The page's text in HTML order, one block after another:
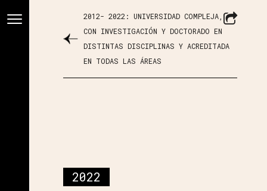
2012- 2022: UNIVERSIDAD COMPLEJA,
CON INVESTIGACIÓN Y DOCTORADO EN
DISTINTAS DISCIPLINAS Y ACREDITADA
EN TODAS LAS ÁREAS
2022